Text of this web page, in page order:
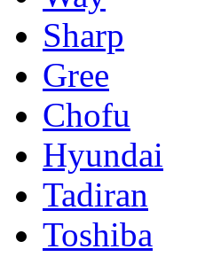
Sharp
Gree
Chofu
Hyundai
Tadiran
Toshiba